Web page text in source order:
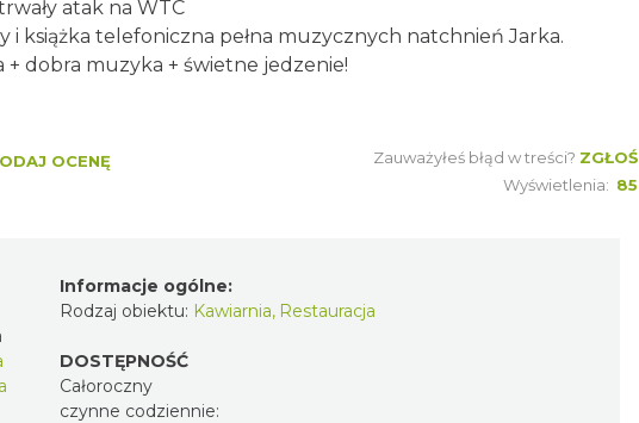
atak na WTC
i książka telefoniczna pełna muzycznych natchnień Jarka.
dobra muzyka + świetne jedzenie!
OCENĘ Zauważyłeś błąd w treści? ZGŁOŚ
Wyświetlenia: 85
Informacje ogólne:
Rodzaj obiektu: Kawiarnia, Restauracja
DOSTĘPNOŚĆ
Całoroczny
czynne codziennie: